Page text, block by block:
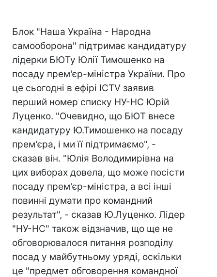
Блок "Наша Україна - Народна
самооборона" підтримає кандидатуру
лідерки БЮТу Юлії Тимошенко на
посаду прем'єр-міністра України. Про
це сьогодні в ефірі ICTV заявив
перший номер списку НУ-НС Юрій
Луценко. "Очевидно, що БЮТ внесе
кандидатуру Ю.Тимошенко на посаду
прем'єра, і ми її підтримаємо", -
сказав він. "Юлія Володимирівна на
цих виборах довела, що може посісти
посаду прем'єр-міністра, а всі інші
повинні думати про командний
результат", - сказав Ю.Луценко. Лідер
"НУ-НС" також відзначив, що ще не
обговорювалося питання розподілу
посад у майбутньому уряді, оскільки
це "предмет обговорення командної